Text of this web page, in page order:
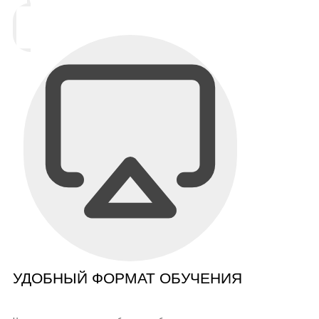
УДОБНЫЙ ФОРМАТ ОБУЧЕНИЯ